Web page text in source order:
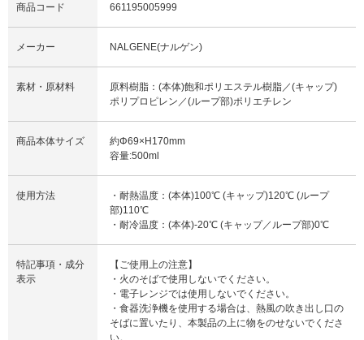
商品コード 661195005999
メーカー NALGENE(ナルゲン)
素材・原材料
原料樹脂：(本体)飽和ポリエステル樹脂／(キャップ)
ポリプロピレン／(ループ部)ポリエチレン
商品本体サイズ
約Φ69×H170mm
容量:500ml
使用方法
・耐熱温度：(本体)100℃ (キャップ)120℃ (ループ
部)110℃
・耐冷温度：(本体)-20℃ (キャップ／ループ部)0℃
特記事項・成分
表示
【ご使用上の注意】
・火のそばで使用しないでください。
・電子レンジでは使用しないでください。
・食器洗浄機を使用する場合は、熱風の吹き出し口の
そばに置いたり、本製品の上に物をのせないでくださ
い。